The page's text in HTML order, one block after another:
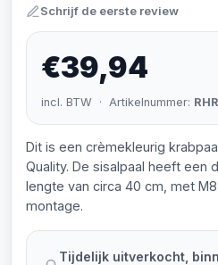
Schrijf de eerste review
€39,94
incl. BTW · Artikelnummer:
Dit is een crèmekleurig
Quality. De sisalpaal heeft een
lengte van circa 40 cm, met
montage.
Tijdelijk uitverkocht,